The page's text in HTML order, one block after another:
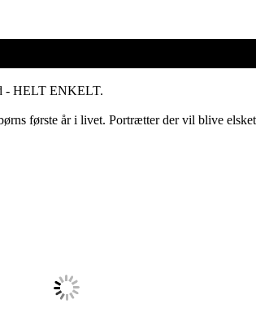
- HELT ENKELT.
første år i livet. Portrætter der vil blive